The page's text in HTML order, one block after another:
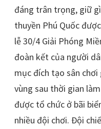
đáng trân trọng, giữ
thuyền Phú Quốc
lễ 30/4 Giải Phóng
đoàn kết của người
mục đích tạo sân
vùng sau thời gian
được tổ chức ở bãi
nhiều đội chơi. Đội